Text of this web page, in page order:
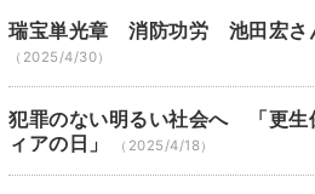
瑞宝単光章 消防功労 池田宏さ
（2025/4/30）
犯罪のない明るい社会へ 「更生
ィアの日」
（2025/4/18）